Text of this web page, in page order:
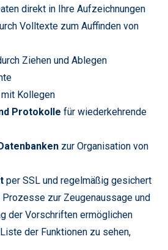
direkt in Ihre Aufzeichnungen
Volltexte zum Auffinden von
Ziehen und Ablegen
mit Kollegen
Protokolle für wiederkehrende
zur Organisation von
per SSL und regelmäßig gesichert
Prozesse zur Zeugenaussage und
der Vorschriften ermöglichen
der Funktionen zu sehen,